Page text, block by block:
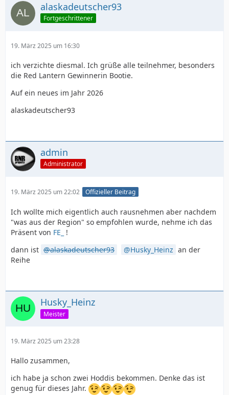
alaskadeutscher93
Fortgeschrittener
19. März 2025 um 16:30
ich verzichte diesmal. Ich grüße alle teilnehmer, besonders
die Red Lantern Gewinnerin Bootie.
Auf ein neues im Jahr 2026
alaskadeutscher93
admin
Administrator
19. März 2025 um 22:02 Offizieller Beitrag
Ich wollte mich eigentlich auch rausnehmen aber nachdem
"was aus der Region" so empfohlen wurde, nehme ich das
Präsent von FE_
!
dann ist
alaskadeutscher93 Husky_Heinz an der
Reihe
Husky_Heinz
Meister
19. März 2025 um 23:28
Hallo zusammen,
ich habe ja schon zwei Hoddis bekommen. Denke das ist
genug für dieses Jahr.